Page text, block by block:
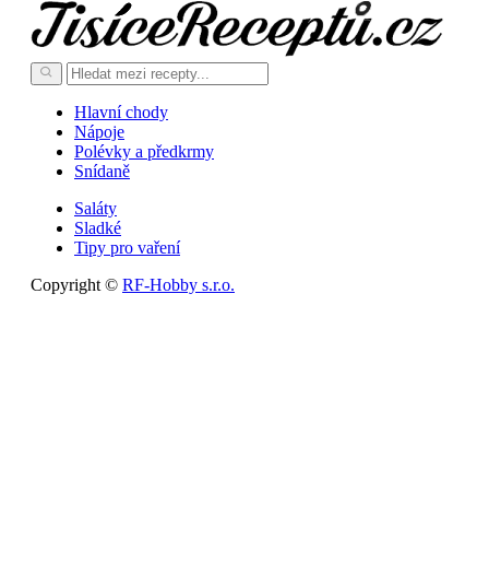
Hlavní chody
Nápoje
Polévky a předkrmy
Snídaně
Saláty
Sladké
Tipy pro vaření
Copyright © RF-Hobby s.r.o.